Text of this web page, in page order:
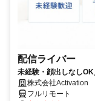
配信ライバー
未経験・顔出しなし
株式会社Activation
フルリモート